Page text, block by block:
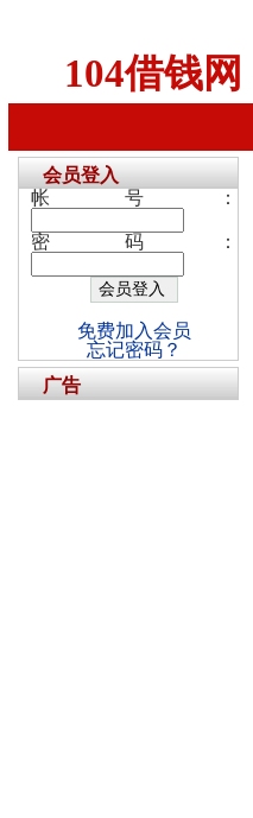
104借钱网
会员登入
帐号：
密码：
免费加入会员
忘记密码？
广告